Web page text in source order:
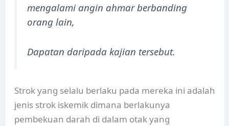
mengalami angin ahmar berbanding
orang lain,
Dapatan daripada kajian tersebut.
Strok yang selalu berlaku pada mereka ini adalah
jenis strok iskemik dimana berlakunya
pembekuan darah di dalam otak yang